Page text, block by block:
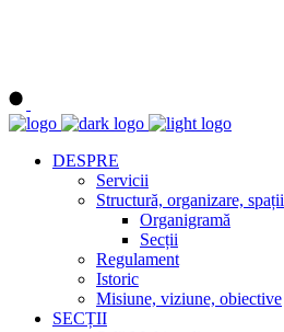
DESPRE
Servicii
Structură, organizare, spații
Organigramă
Secții
Regulament
Istoric
Misiune, viziune, obiective
SECȚII